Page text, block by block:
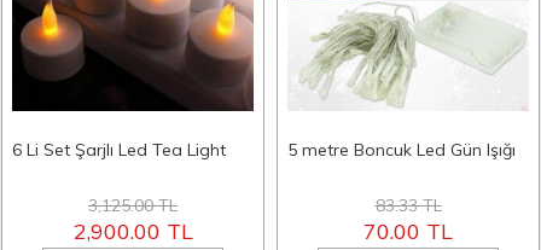
6 Li Set Şarjlı Led Tea Light
3,125.00 TL
2,900.00 TL
5 metre Boncuk Led Gün Işığı
83.33 TL
70.00 TL